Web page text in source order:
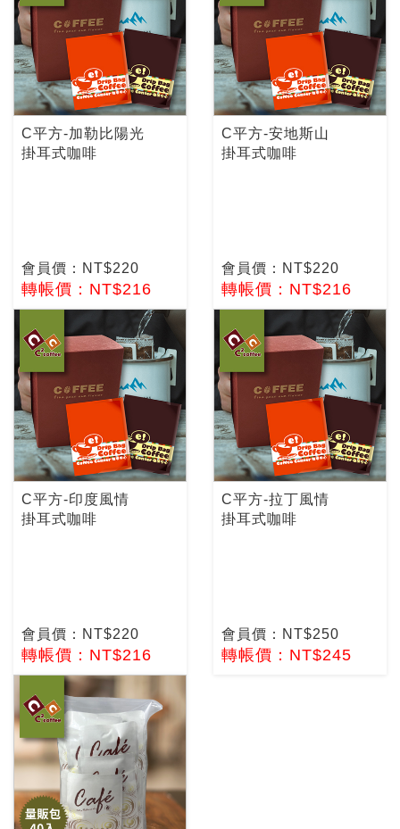
C平方-加勒比陽光
掛耳式咖啡
會員價：NT$220
轉帳價：NT$216
C平方-安地斯山
掛耳式咖啡
會員價：NT$220
轉帳價：NT$216
C平方-印度風情
掛耳式咖啡
會員價：NT$220
轉帳價：NT$216
C平方-拉丁風情
掛耳式咖啡
會員價：NT$250
轉帳價：NT$245